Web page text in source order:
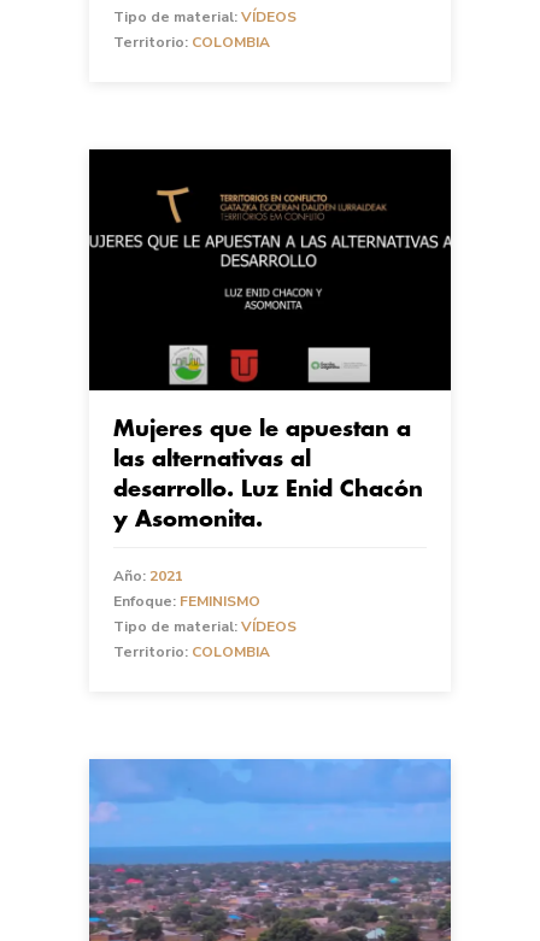
Tipo de material:VÍDEOS
Territorio: COLOMBIA
Mujeres que le apuestan a
las alternativas al
desarrollo. Luz Enid Chacón
y Asomonita.
Año: 2021
Enfoque: FEMINISMO
Tipo de material:VÍDEOS
Territorio: COLOMBIA